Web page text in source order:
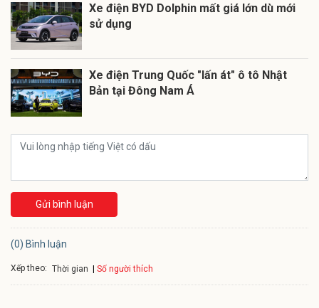
Xe điện BYD Dolphin mất giá lớn dù mới
sử dụng
Xe điện Trung Quốc "lấn át" ô tô Nhật
Bản tại Đông Nam Á
Gửi bình luận
(0) Bình luận
Xếp theo: Thời gian Số người thích